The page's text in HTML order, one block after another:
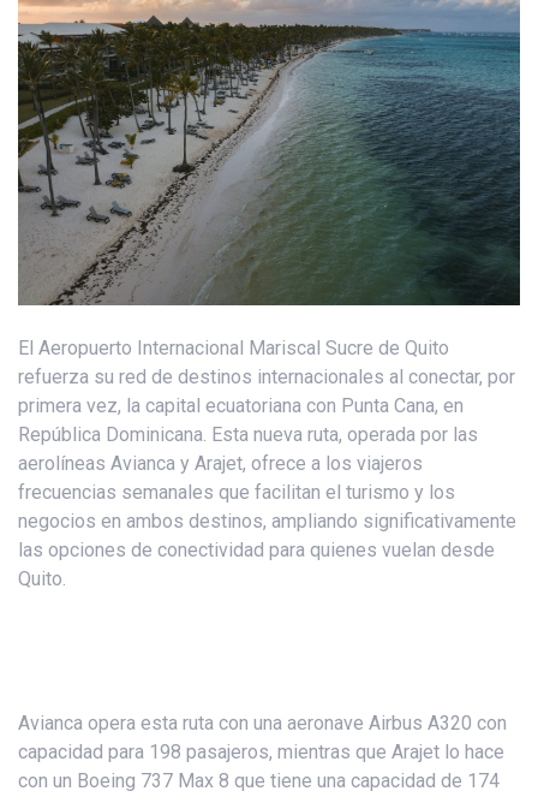
El Aeropuerto Internacional Mariscal Sucre de Quito
refuerza su red de destinos internacionales al conectar, por
primera vez, la capital ecuatoriana con Punta Cana, en
República Dominicana. Esta nueva ruta, operada por las
aerolíneas Avianca y Arajet, ofrece a los viajeros
frecuencias semanales que facilitan el turismo y los
negocios en ambos destinos, ampliando significativamente
las opciones de conectividad para quienes vuelan desde
Quito.
Avianca opera esta ruta con una aeronave Airbus A320 con
capacidad para 198 pasajeros, mientras que Arajet lo hace
con un Boeing 737 Max 8 que tiene una capacidad de 174